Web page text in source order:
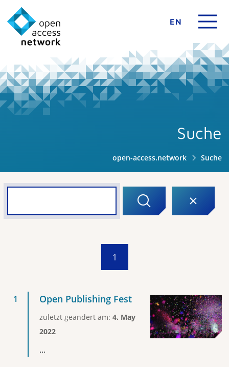
EN
Suche
open-access.network Suche
1
Open Publishing Fest
zuletzt geändert am: 4. May
2022
...